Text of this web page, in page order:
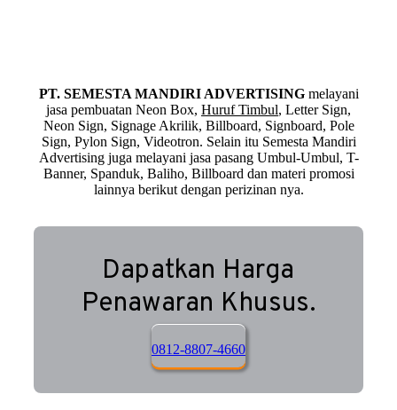
PT. SEMESTA MANDIRI ADVERTISINGmelayani
jasa pembuatan Neon Box, Huruf Timbul, Letter Sign,
Neon Sign, Signage Akrilik, Billboard, Signboard, Pole
Sign, Pylon Sign, Videotron. Selain itu Semesta Mandiri
Advertising juga melayani jasa pasang Umbul-Umbul, T-
Banner, Spanduk, Baliho, Billboard dan materi promosi
lainnya berikut dengan perizinan nya.
Dapatkan Harga
Penawaran Khusus.
0812-8807-4660